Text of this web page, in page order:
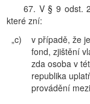
67. V § 9 odst.
které zní:
„c)
v případě, že
fond, zjištění
zda osoba v
republika
provádění